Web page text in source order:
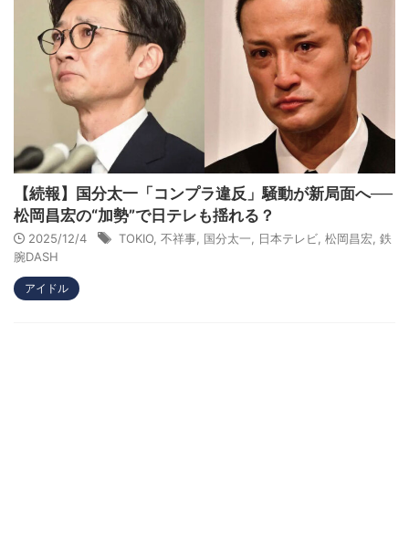
【続報】国分太一「コンプラ違反」騒動が新局面へ──
松岡昌宏の“加勢”で日テレも揺れる？
2025/12/4 TOKIO 不祥事 国分太一 日本テレビ 松岡昌宏 鉄
腕DASH
アイドル